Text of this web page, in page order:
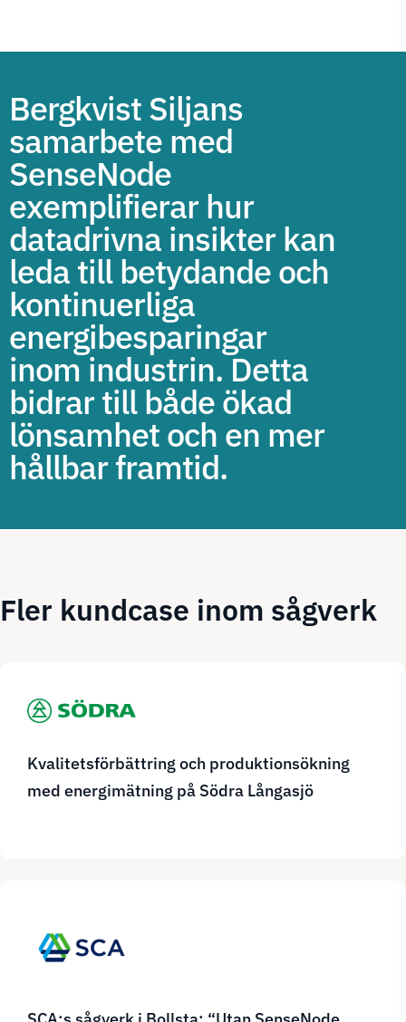
Bergkvist Siljans
samarbete med
SenseNode
exemplifierar hur
datadrivna insikter kan
leda till betydande och
kontinuerliga
energibesparingar
inom industrin. Detta
bidrar till både ökad
lönsamhet och en mer
hållbar framtid.
Fler kundcase inom sågverk
Kvalitetsförbättring och produktionsökning
med energimätning på Södra Långasjö